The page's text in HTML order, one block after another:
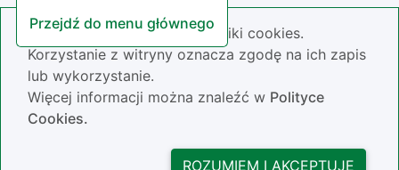
Przejdź do menu głównego
Nasza strona wykorzystuje pliki cookies.
Korzystanie z witryny oznacza zgodę na ich zapis
lub wykorzystanie.
Więcej informacji można znaleźć w Polityce
Cookies.
ROZUMIEM I AKCEPTUJĘ